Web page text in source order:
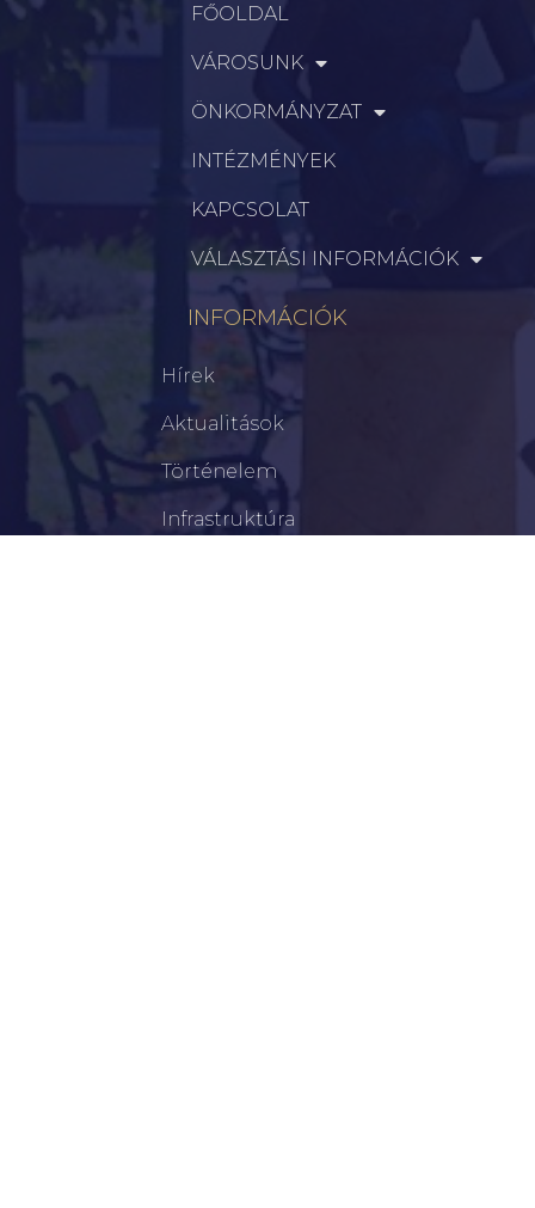
FŐOLDAL
VÁROSUNK
ÖNKORMÁNYZAT
INTÉZMÉNYEK
KAPCSOLAT
VÁLASZTÁSI INFORMÁCIÓK
INFORMÁCIÓK
Hírek
Aktualitások
Történelem
Infrastruktúra